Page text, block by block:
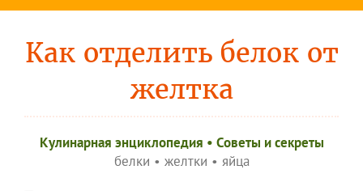
Как отделить белок от
желтка
Кулинарная энциклопедия • Советы и секреты
белки • желтки • яйца